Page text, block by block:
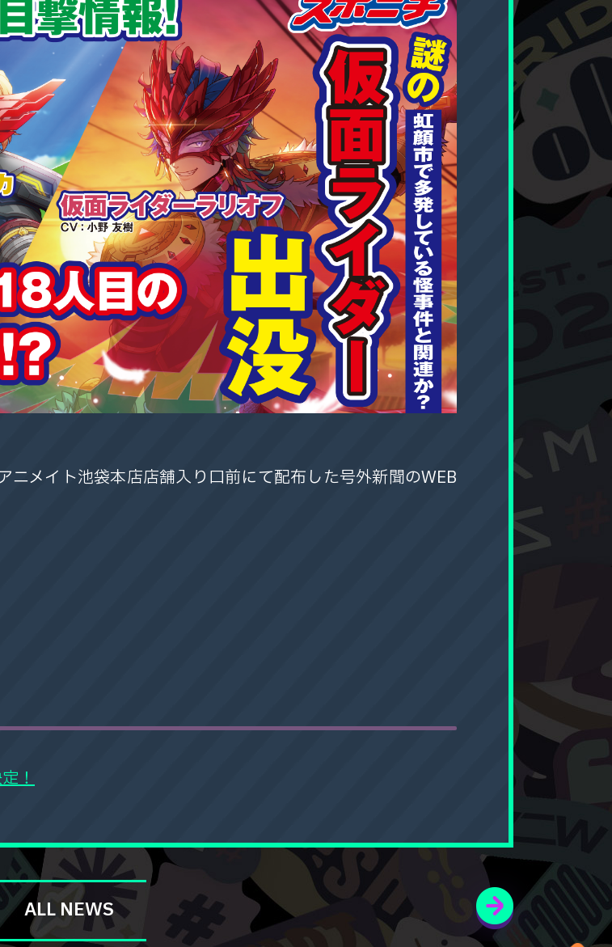
メイト池袋本店店舗入り口前にて配布した号外新聞のWEB
！
ALL NEWS